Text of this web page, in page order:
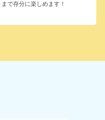
で存分に楽しめます！